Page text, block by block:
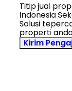
Titip jual
Indonesia
Solusi
properti
Kirim